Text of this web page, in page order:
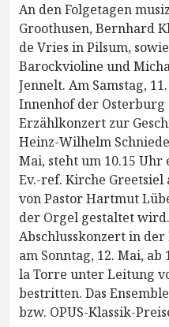
An den Folgetagen
Groothusen, Bernhard
de Vries in Pilsum,
Barockvioline und
Jennelt. Am Samstag,
Innenhof der Osterburg
Erzählkonzert zur
Heinz-Wilhelm
Mai, steht um 10.15
Ev.-ref. Kirche
von Pastor Hartmut
der Orgel gestaltet
Abschlusskonzert in
am Sonntag, 12. Mai,
la Torre unter Leitung
bestritten. Das
bzw. OPUS-Klassik-